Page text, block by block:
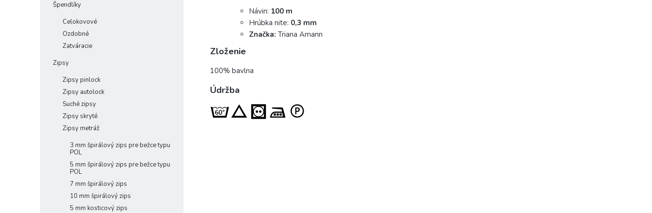
Špendlíky
Celokovové
Ozdobné
Zatváracie
Zipsy
Zipsy pinlock
Zipsy autolock
Suché zipsy
Zipsy skryté
Zipsy metráž
3 mm špirálový zips pre bežce typu
POL
5 mm špirálový zips pre bežce typu
POL
7 mm špirálový zips
10 mm špirálový zips
5 mm kosticový zips
Návin: 100 m
Hrúbka nite: 0,3 mm
Značka: Triana Amann
Zloženie
100% bavlna
Údržba